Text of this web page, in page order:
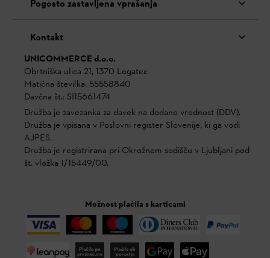
Pogosto zastavljena vprašanja
Kontakt
UNICOMMERCE d.o.o.
Obrtniška ulica 21, 1370 Logatec
Matična številka: 55558840
Davčna št.: SI15661474
Družba je zavezanka za davek na dodano vrednost (DDV).
Družba je vpisana v Poslovni register Slovenije, ki ga vodi
AJPES.
Družba je registrirana pri Okrožnem sodišču v Ljubljani pod
št. vložka 1/15449/00.
Možnost plačila s karticami